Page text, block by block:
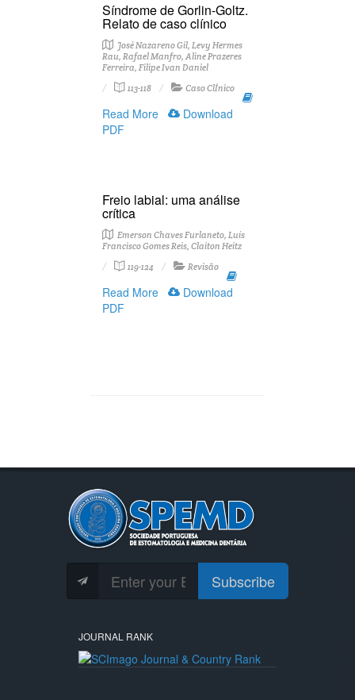
Síndrome de Gorlin-Goltz.
Relato de caso clínico
José Nazareno Gil, Levy Hermes
Rau, Rafael Manfro, Aline Prazeres
Ferreira, Filipe Ivan Daniel
113-118
Caso ClÍnico
Read More
Download
PDF
Freio labial: uma análise
crítica
Emerson Chaves Furlaneto, Luís
Francisco Gomes Reis, Claiton Heitz
119-124
Revisão
Read More
Download
PDF
Subscribe
JOURNAL RANK